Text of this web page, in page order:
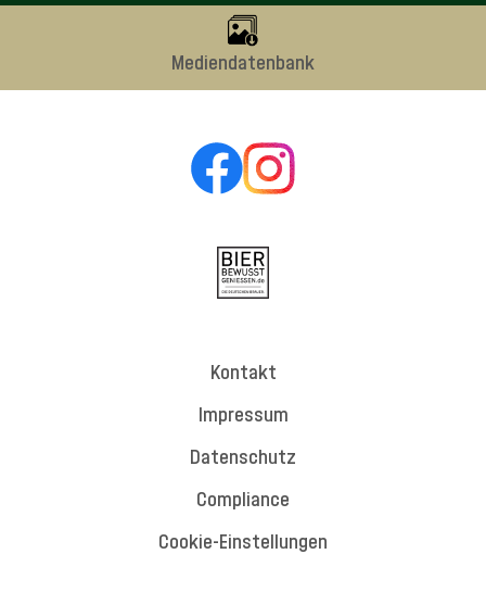
Mediendatenbank
Kontakt
Impressum
Datenschutz
Compliance
Cookie-Einstellungen